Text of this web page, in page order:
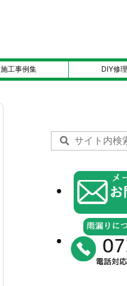
施工事例集 DIY修理